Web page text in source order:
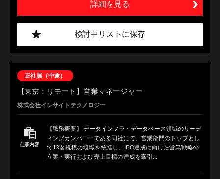
詳細を見る
検討中リストに保存
正社員（中途）
【東京：リモート】営業マネージャー
株式会社インサイトテクノロジー
仕事内容
【職務概要】 データインフラ・データベース領域のリーデ
ィングカンパニーである同社にて、営業部門のトップとし
て13名規模の組織を統括し、IPO達成に向けた営業戦略の
立案・実行および売上目標の達成を牽引...